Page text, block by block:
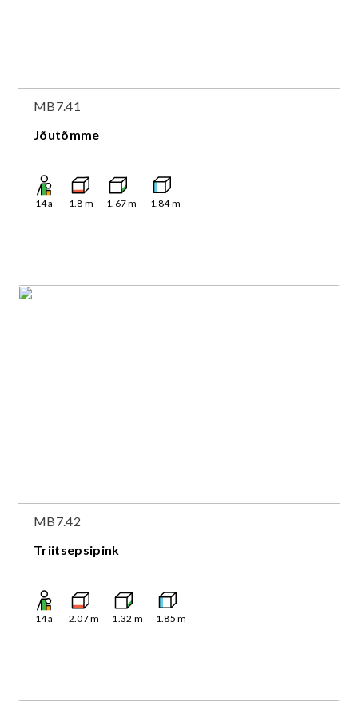
MB7.41
Jõutõmme
14a 1.8 m 1.67m 1.84m
MB7.42
Triitsepsipink
14a 2.07m 1.32 m 1.85 m